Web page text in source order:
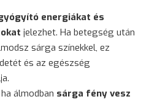
energiákat és
jelezhet. Ha betegség után
sárga színekkel, ez
és az egészség
álmodban sárga fény vesz